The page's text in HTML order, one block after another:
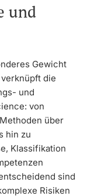
und
Gewicht
die
und
von
über
hin zu
Klassifikation
sind
Risiken